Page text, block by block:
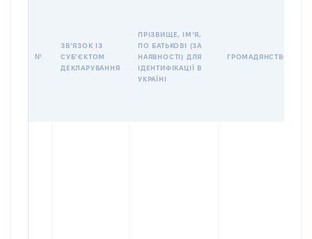
№
ЗВʼЯЗОК ІЗ
СУБʼЄКТОМ
ДЕКЛАРУВАННЯ
ПРІЗВИЩЕ, ІМʼЯ,
ПО БАТЬКОВІ (ЗА
НАЯВНОСТІ) ДЛЯ
ІДЕНТИФІКАЦІЇ В
УКРАЇНІ
ГРОМАДЯНСТВО